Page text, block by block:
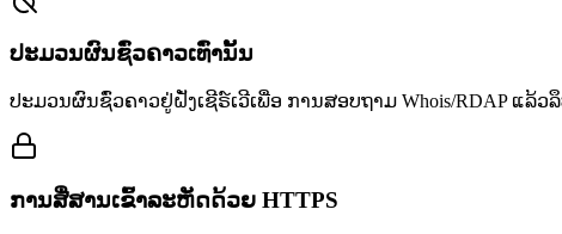
ປະມວນຜົນຊົ່ວຄາວເທົ່ານັ້ນ
ປະມວນຜົນຊົ່ວຄາວຢູ່ຝັ່ງເຊີຣ໌ເວີເພື່ອ ການສອບຖາມ Whois/RDAP ແລ້
ການສື່ສານເຂົ້າລະຫັດດ້ວຍ HTTPS